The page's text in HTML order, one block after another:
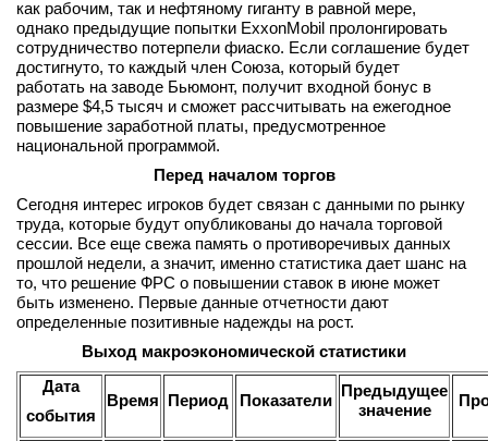
как рабочим, так и нефтяному гиганту в равной мере,
однако предыдущие попытки ExxonMobil пролонгировать
сотрудничество потерпели фиаско. Если соглашение будет
достигнуто, то каждый член Союза, который будет
работать на заводе Бьюмонт, получит входной бонус в
размере $4,5 тысяч и сможет рассчитывать на ежегодное
повышение заработной платы, предусмотренное
национальной программой.
Перед началом торгов
Сегодня интерес игроков будет связан с данными по рынку
труда, которые будут опубликованы до начала торговой
сессии. Все еще свежа память о противоречивых данных
прошлой недели, а значит, именно статистика дает шанс на
то, что решение ФРС о повышении ставок в июне может
быть изменено. Первые данные отчетности дают
определенные позитивные надежды на рост.
Выход макроэкономической статистики
Дата
события
Время Период Показатели
Предыдущее
значение